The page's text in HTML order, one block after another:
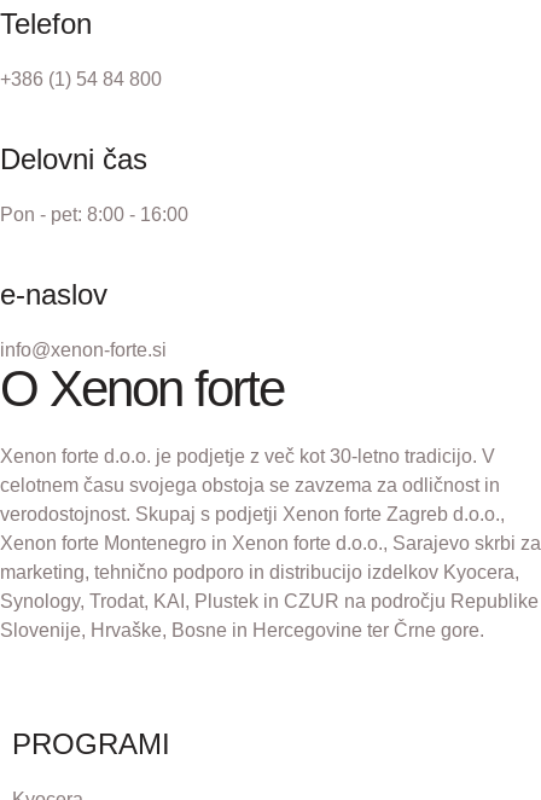
Telefon
+386 (1) 54 84 800
Delovni čas
Pon - pet: 8:00 - 16:00
e-naslov
info@xenon-forte.si
O Xenon forte
Xenon forte d.o.o. je podjetje z več kot 30-letno tradicijo. V
celotnem času svojega obstoja se zavzema za odličnost in
verodostojnost. Skupaj s podjetji Xenon forte Zagreb d.o.o.,
Xenon forte Montenegro in Xenon forte d.o.o., Sarajevo skrbi za
marketing, tehnično podporo in distribucijo izdelkov Kyocera,
Synology, Trodat, KAI, Plustek in CZUR na področju Republike
Slovenije, Hrvaške, Bosne in Hercegovine ter Črne gore.
PROGRAMI